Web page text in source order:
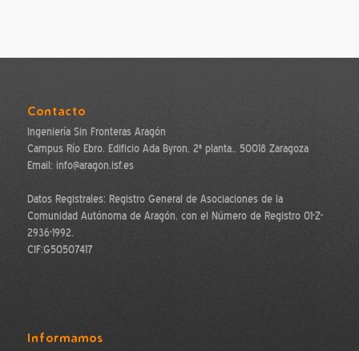
Contacto
Ingeniería Sin Fronteras Aragón
Campus Río Ebro. Edificio Ada Byron, 2ª planta., 50018 Zaragoza
Email: info@aragon.isf.es
Datos Registrales: Registro General de Asociaciones de la
Comunidad Autónoma de Aragón, con el Número de Registro 01-Z-
2936-1992.
CIF:G50507417
Informamos